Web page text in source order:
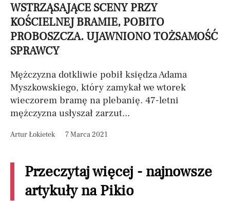
WSTRZĄSAJĄCE SCENY PRZY
KOŚCIELNEJ BRAMIE, POBITO
PROBOSZCZA. UJAWNIONO TOŻSAMOŚĆ
SPRAWCY
Mężczyzna dotkliwie pobił księdza Adama
Myszkowskiego, który zamykał we wtorek
wieczorem bramę na plebanię. 47-letni
mężczyzna usłyszał zarzut...
Artur Łokietek 7 Marca 2021
Przeczytaj więcej - najnowsze
artykuły na Pikio